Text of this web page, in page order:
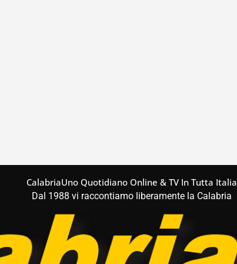
CalabriaUno Quotidiano Online & TV In Tutta Italia
Dal 1988 vi raccontiamo liberamente la Calabria